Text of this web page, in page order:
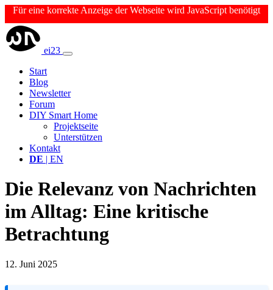
Für eine korrekte Anzeige der Webseite wird JavaScript benötigt
ei23
Start
Blog
Newsletter
Forum
DIY Smart Home
Projektseite
Unterstützen
Kontakt
DE | EN
Die Relevanz von Nachrichten
im Alltag: Eine kritische
Betrachtung
12. Juni 2025